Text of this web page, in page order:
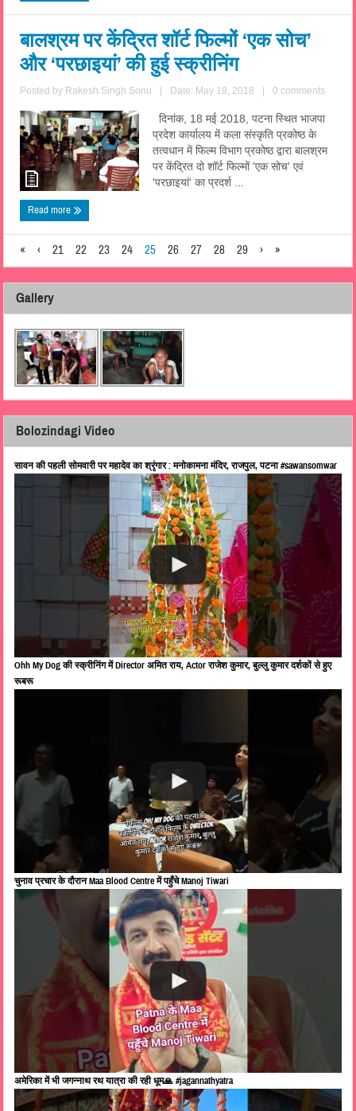
बालश्रम पर केंद्रित शॉर्ट फिल्मों ‘एक सोच’
और ‘परछाइयां’ की हुई स्क्रीनिंग
Posted by Rakesh Singh Sonu Date: May 18, 2018 0 comments
दिनांक, 18 मई 2018, पटना स्थित भाजपा
प्रदेश कार्यालय में कला संस्कृति प्रकोष्ठ के
तत्वधान में फिल्म विभाग प्रकोष्ठ द्वारा बालश्रम
पर केंद्रित दो शॉर्ट फिल्मों 'एक सोच' एवं
'परछाइयां' का प्रदर्श ...
Read more
« ‹ 21 22 23 24 25 26 27 28 29 › »
Gallery
Bolozindagi Video
सावन की पहली सोमवारी पर महादेव का श्रृंगार : मनोकामना मंदिर, राजपुल, पटना #sawansomwar
Ohh My Dog की स्क्रीनिंग में Director अमित राय, Actor राजेश कुमार, बुल्लु कुमार दर्शकों से हुए
रूबरू
चुनाव प्रचार के दौरान Maa Blood Centre में पहुँचे Manoj Tiwari
अमेरिका में भी जगन्नाथ रथ यात्रा की रही धूम🙏 #jagannathyatra